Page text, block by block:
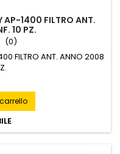
AP-1400 FILTRO ANT.
10 PZ.
(0)
FILTRO ANT. ANNO 2008